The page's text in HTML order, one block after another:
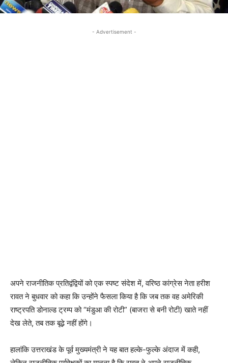
- Advertisement -
अपने राजनीतिक प्रतिद्वंद्वियों को एक स्पष्ट संदेश में, वरिष्ठ कांग्रेस नेता हरीश
रावत ने बुधवार को कहा कि उन्होंने फैसला किया है कि जब तक वह अमेरिकी
राष्ट्रपति डोनाल्ड ट्रम्प को “मंडुआ की रोटी” (बाजरा से बनी रोटी) खाते नहीं
देख लेते, तब तक बूढ़े नहीं होंगे।
हालांकि उत्तराखंड के पूर्व मुख्यमंत्री ने यह बात हल्के-फुल्के अंदाज में कही,